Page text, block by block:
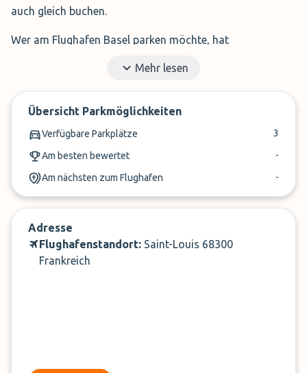
auch gleich buchen.
Wer am Flughafen Basel parken möchte, hat
Parking oder direkt am Flughafen Parkplatz zu parken.
Shuttle Parking bietet in den meisten Fällen die günstigste
Parklösung.
Wenn Sie mehr über die Parkanbieter und Ihre Parkplätze
erfahren möchten, lesen Sie einfach hier weiter und
finden Sie alle Informationen, die Sie benötigen.
Mehr lesen
Übersicht Parkmöglichkeiten
Verfügbare Parkplätze 3
Am besten bewertet -
Am nächsten zum Flughafen -
Adresse
Flughafenstandort: Saint-Louis 68300
Frankreich